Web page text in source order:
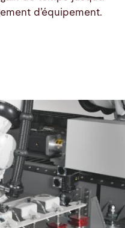
d’équipement.